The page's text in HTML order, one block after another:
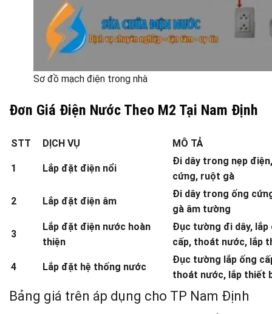
Sơ đồ mạch điện trong nhà
Đơn Giá Điện Nước Theo M2 Tại Nam Định
STT DỊCH VỤ MÔ TẢ
1 Lắp đặt điện nổi
Đi dây trong nẹp
cứng, ruột gà
2 Lắp đặt điện âm
Đi dây trong ống
gà âm tường
3
Lắp đặt điện nước hoàn
thiện
Đục tường đi dây, lắp
cấp, thoát nước, lắp
4 Lắp đặt hệ thống nước
Đục tường lắp ống
thoát nước, lắp thiết
Bảng giá trên áp dụng cho TP Nam Định